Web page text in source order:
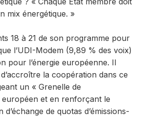
mix énergétique. »
18 à 21 de son programme pour
l’UDI-Modem (9,89 % des voix)
pour l’énergie européenne. Il
d’accroître la coopération dans ce
un « Grenelle de
européen et en renforçant le
de quotas d’émissions-